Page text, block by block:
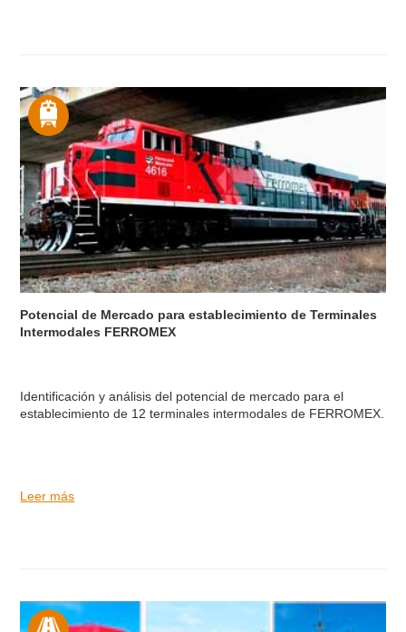
Potencial de Mercado para establecimiento de Terminales
Intermodales FERROMEX
Identificación y análisis del potencial de mercado para el
establecimiento de 12 terminales intermodales de FERROMEX.
Leer más